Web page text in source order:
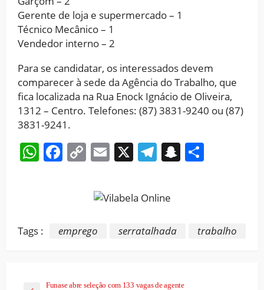
Gerente de loja e supermercado – 1
Técnico Mecânico – 1
Vendedor interno – 2
Para se candidatar, os interessados devem
comparecer à sede da Agência do Trabalho, que
fica localizada na Rua Enock Ignácio de Oliveira,
1312 – Centro. Telefones: (87) 3831-9240 ou (87)
3831-9241.
WhatsApp
Facebook
CopyEmail
X Telegram
Snapchat
Tags : emprego serratalhada trabalho
Funase abre seleção com 133 vagas de agente